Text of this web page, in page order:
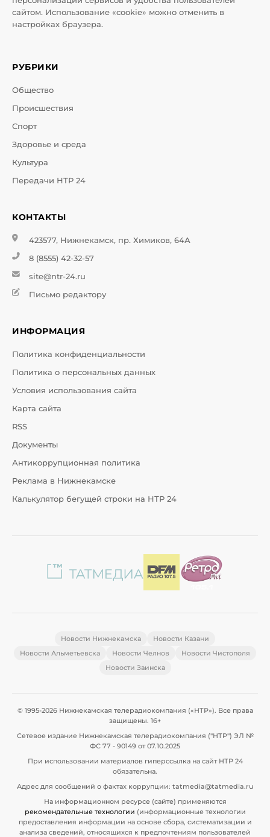
сайтом. Использование «cookie» можно отменить в
настройках браузера.
РУБРИКИ
Общество
Происшествия
Спорт
Здоровье и среда
Культура
Передачи НТР 24
КОНТАКТЫ
423577, Нижнекамск, пр. Химиков, 64А
8 (8555) 42-32-57
site@ntr-24.ru
Письмо редактору
ИНФОРМАЦИЯ
Политика конфиденциальности
Политика о персональных данных
Условия использования сайта
Карта сайта
RSS
Документы
Антикоррупционная политика
Реклама в Нижнекамске
Калькулятор бегущей строки на НТР 24
Новости Нижнекамска
Новости Казани
Новости Альметьевска
Новости Челнов
Новости Чистополя
Новости Заинска
© 1995-2026 Нижнекамская телерадиокомпания («НТР»). Все права
защищены. 16+
Сетевое издание Нижнекамская телерадиокомпания ("НТР") ЭЛ №
ФС 77 - 90149 от 07.10.2025
При использовании материалов гиперссылка на сайт НТР 24
обязательна.
Адрес для сообщений о фактах коррупции: tatmedia@tatmedia.ru
На информационном ресурсе (сайте) применяются
рекомендательные технологии (информационные технологии
предоставления информации на основе сбора, систематизации и
анализа сведений, относящихся к предпочтениям пользователей